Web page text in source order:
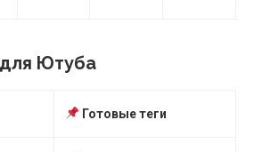
Ютуба
Готовые теги